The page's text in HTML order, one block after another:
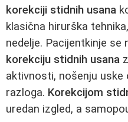
korekciji stidnih usana
klasična hirurška
nedelje. Pacijentkinje se
korekciju stidnih usana
aktivnosti, nošenju
razloga. Korekcijom
uredan izgled, a